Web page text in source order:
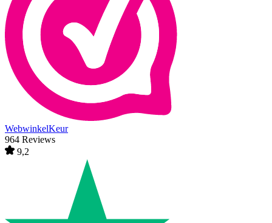
WebwinkelKeur
964 Reviews
9,2